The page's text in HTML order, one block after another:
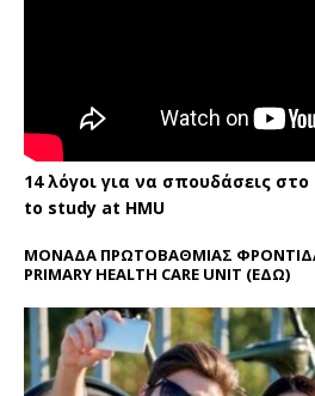
14 λόγοι για να σπουδάσεις
to study at HMU
ΜΟΝΑΔΑ ΠΡΩΤΟΒΑΘΜΙΑΣ
PRIMARY HEALTH CARE UNIT (ΕΔΩ)